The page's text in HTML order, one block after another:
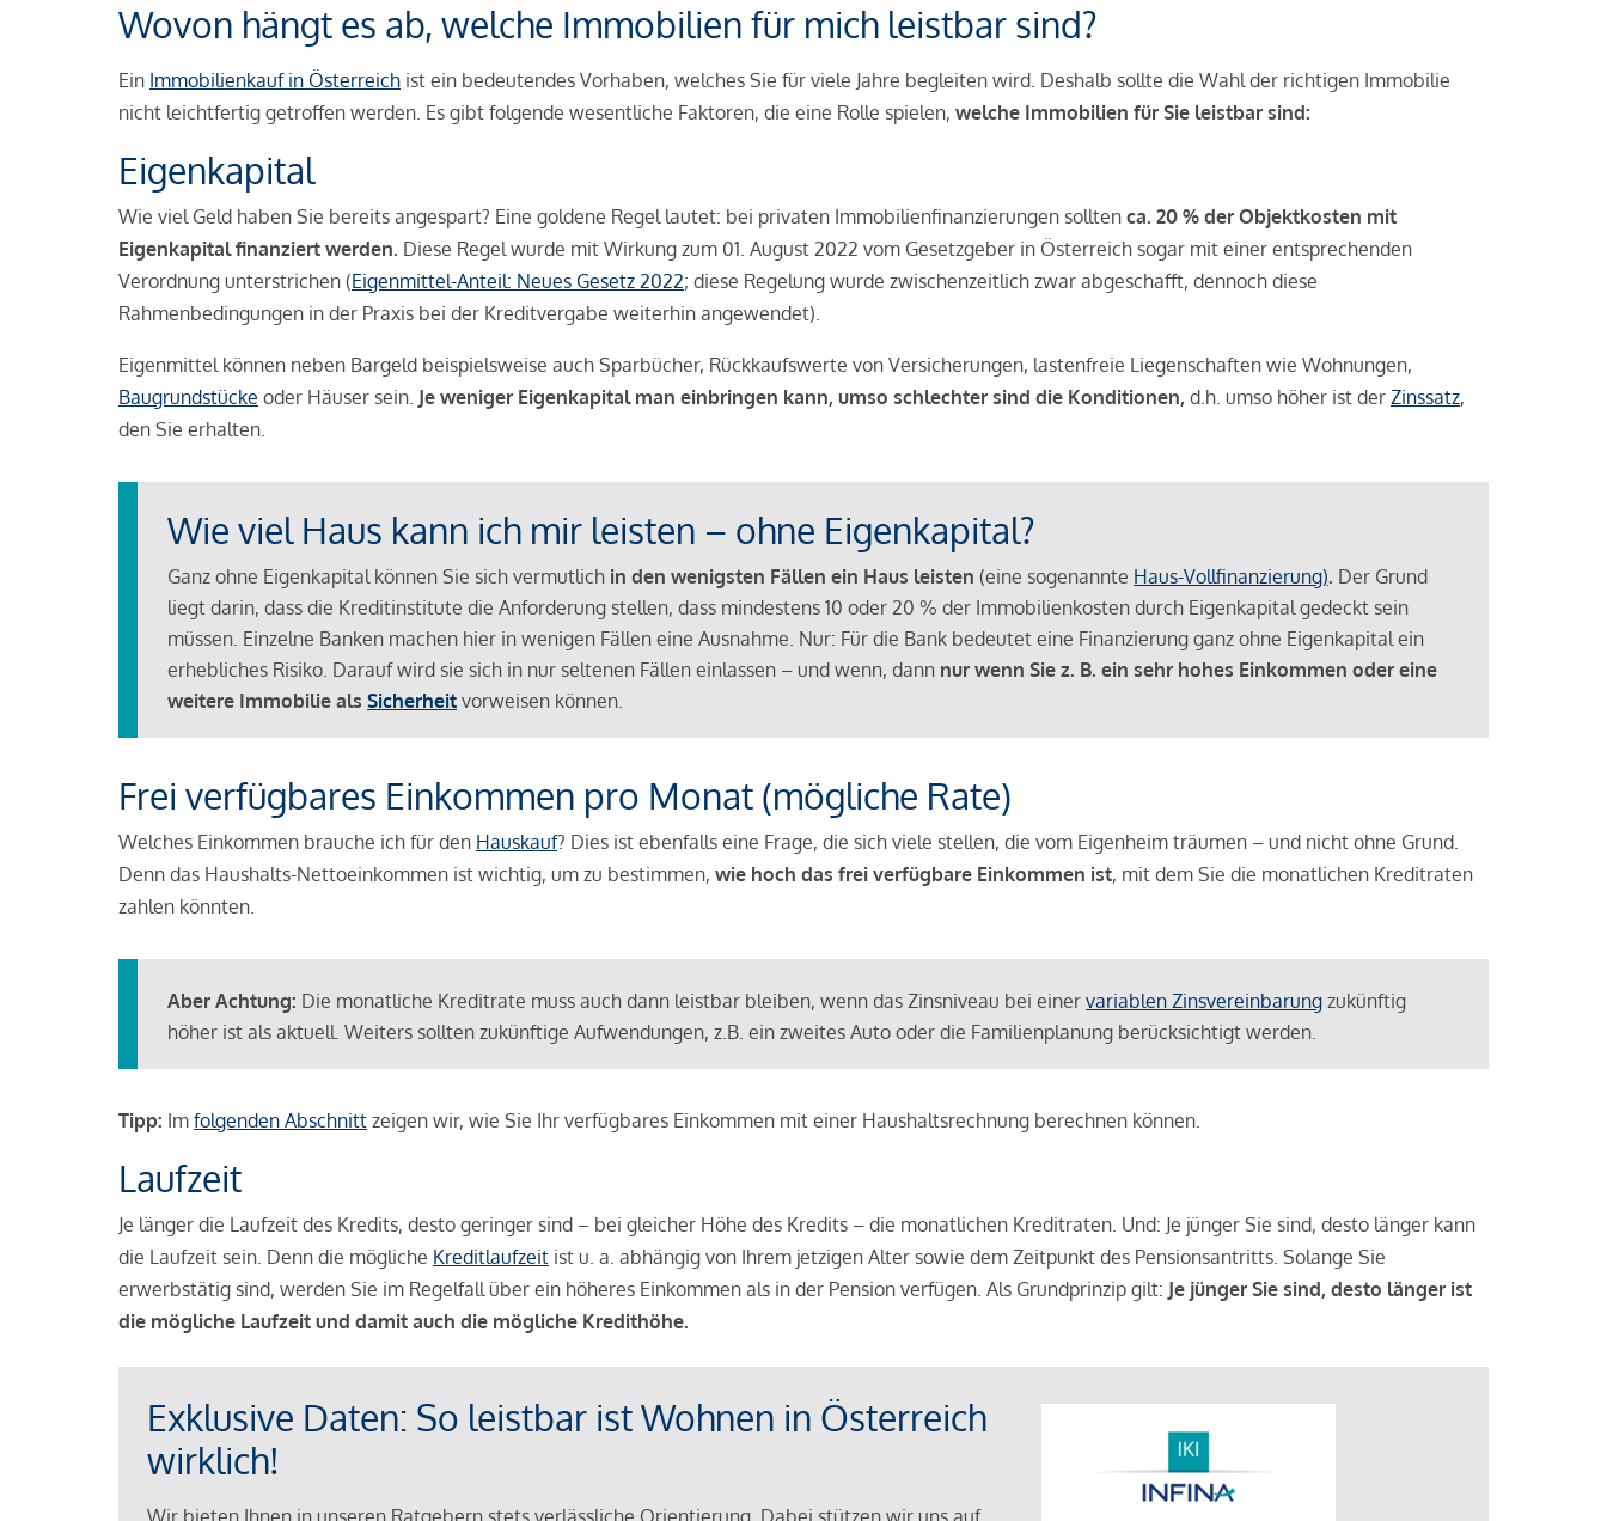
Wovon hängt es ab, welche Immobilien für mich leistbar sind?
Ein Immobilienkauf in Österreich ist ein bedeutendes Vorhaben, welches Sie für viele Jahre begleiten wird. Deshalb sollte die Wahl der richtigen Immobilie
nicht leichtfertig getroffen werden. Es gibt folgende wesentliche Faktoren, die eine Rolle spielen, welche Immobilien für Sie leistbar sind:
Eigenkapital
Wie viel Geld haben Sie bereits angespart? Eine goldene Regel lautet: bei privaten Immobilienfinanzierungen sollten ca. 20 % der Objektkosten mit
Eigenkapital finanziert werden. Diese Regel wurde mit Wirkung zum 01. August 2022 vom Gesetzgeber in Österreich sogar mit einer entsprechenden
Verordnung unterstrichen (Eigenmittel-Anteil: Neues Gesetz 2022; diese Regelung wurde zwischenzeitlich zwar abgeschafft, dennoch diese
Rahmenbedingungen in der Praxis bei der Kreditvergabe weiterhin angewendet).
Eigenmittel können neben Bargeld beispielsweise auch Sparbücher, Rückkaufswerte von Versicherungen, lastenfreie Liegenschaften wie Wohnungen,
Baugrundstücke oder Häuser sein. Je weniger Eigenkapital man einbringen kann, umso schlechter sind die Konditionen, d.h. umso höher ist der Zinssatz,
den Sie erhalten.
Wie viel Haus kann ich mir leisten – ohne Eigenkapital?
Ganz ohne Eigenkapital können Sie sich vermutlich in den wenigsten Fällen ein Haus leisten (eine sogenannte Haus-Vollfinanzierung). Der Grund
liegt darin, dass die Kreditinstitute die Anforderung stellen, dass mindestens 10 oder 20 % der Immobilienkosten durch Eigenkapital gedeckt sein
müssen. Einzelne Banken machen hier in wenigen Fällen eine Ausnahme. Nur: Für die Bank bedeutet eine Finanzierung ganz ohne Eigenkapital ein
erhebliches Risiko. Darauf wird sie sich in nur seltenen Fällen einlassen – und wenn, dann nur wenn Sie z. B. ein sehr hohes Einkommen oder eine
weitere Immobilie als Sicherheit vorweisen können.
Frei verfügbares Einkommen pro Monat (mögliche Rate)
Welches Einkommen brauche ich für den Hauskauf? Dies ist ebenfalls eine Frage, die sich viele stellen, die vom Eigenheim träumen – und nicht ohne Grund.
Denn das Haushalts-Nettoeinkommen ist wichtig, um zu bestimmen, wie hoch das frei verfügbare Einkommen ist, mit dem Sie die monatlichen Kreditraten
zahlen könnten.
Aber Achtung: Die monatliche Kreditrate muss auch dann leistbar bleiben, wenn das Zinsniveau bei einer variablen Zinsvereinbarung zukünftig
höher ist als aktuell. Weiters sollten zukünftige Aufwendungen, z.B. ein zweites Auto oder die Familienplanung berücksichtigt werden.
Tipp: Im folgenden Abschnitt zeigen wir, wie Sie Ihr verfügbares Einkommen mit einer Haushaltsrechnung berechnen können.
Laufzeit
Je länger die Laufzeit des Kredits, desto geringer sind – bei gleicher Höhe des Kredits – die monatlichen Kreditraten. Und: Je jünger Sie sind, desto länger kann
die Laufzeit sein. Denn die mögliche Kreditlaufzeit ist u. a. abhängig von Ihrem jetzigen Alter sowie dem Zeitpunkt des Pensionsantritts. Solange Sie
erwerbstätig sind, werden Sie im Regelfall über ein höheres Einkommen als in der Pension verfügen. Als Grundprinzip gilt: Je jünger Sie sind, desto länger ist
die mögliche Laufzeit und damit auch die mögliche Kredithöhe.
Exklusive Daten: So leistbar ist Wohnen in Österreich
wirklich!